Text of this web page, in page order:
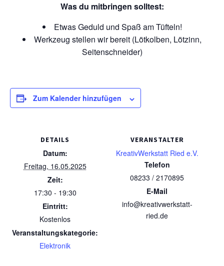
Was du mitbringen solltest:
Etwas Geduld und Spaß am Tüfteln!
Werkzeug stellen wir bereit (Lötkolben, Lötzinn,
Seitenschneider)
Zum Kalender hinzufügen
DETAILS
Datum:
Freitag, 16.05.2025
Zeit:
17:30 - 19:30
Eintritt:
Kostenlos
Veranstaltungskategorie:
Elektronik
VERANSTALTER
KreativWerkstatt Ried e.V.
Telefon
08233 / 2170895
E-Mail
info@kreativwerkstatt-
ried.de